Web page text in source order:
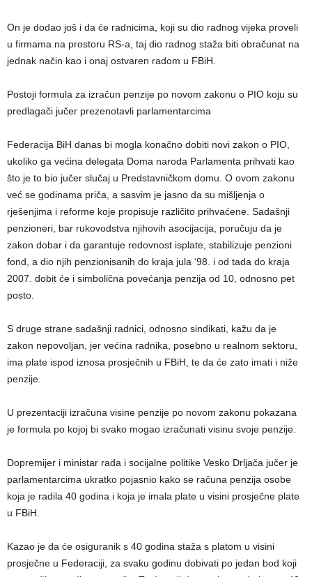
On je dodao još i da će radnicima, koji su dio radnog vijeka proveli
u firmama na prostoru RS-a, taj dio radnog staža biti obračunat na
jednak način kao i onaj ostvaren radom u FBiH.
Postoji formula za izračun penzije po novom zakonu o PIO koju su
predlagači jučer prezenotavli parlamentarcima
Federacija BiH danas bi mogla konačno dobiti novi zakon o PIO,
ukoliko ga većina delegata Doma naroda Parlamenta prihvati kao
što je to bio jučer slučaj u Predstavničkom domu. O ovom zakonu
već se godinama priča, a sasvim je jasno da su mišljenja o
rješenjima i reforme koje propisuje različito prihvaćene. Sadašnji
penzioneri, bar rukovodstva njihovih asocijacija, poručuju da je
zakon dobar i da garantuje redovnost isplate, stabilizuje penzioni
fond, a dio njih penzionisanih do kraja jula ‘98. i od tada do kraja
2007. dobit će i simbolična povećanja penzija od 10, odnosno pet
posto.
S druge strane sadašnji radnici, odnosno sindikati, kažu da je
zakon nepovoljan, jer većina radnika, posebno u realnom sektoru,
ima plate ispod iznosa prosječnih u FBiH, te da će zato imati i niže
penzije.
U prezentaciji izračuna visine penzije po novom zakonu pokazana
je formula po kojoj bi svako mogao izračunati visinu svoje penzije.
Dopremijer i ministar rada i socijalne politike Vesko Drljača jučer je
parlamentarcima ukratko pojasnio kako se računa penzija osobe
koja je radila 40 godina i koja je imala plate u visini prosječne plate
u FBiH.
Kazao je da će osiguranik s 40 godina staža s platom u visini
prosječne u Federaciji, za svaku godinu dobivati po jedan bod koji